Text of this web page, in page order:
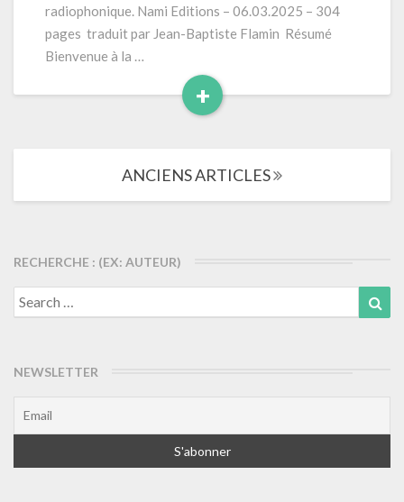
radiophonique. Nami Editions – 06.03.2025 – 304
pages traduit par Jean-Baptiste Flamin Résumé
Bienvenue à la …
+
Read
les
ANCIENS ARTICLES
RECHERCHE : (EX: AUTEUR)
Search
for:
NEWSLETTER